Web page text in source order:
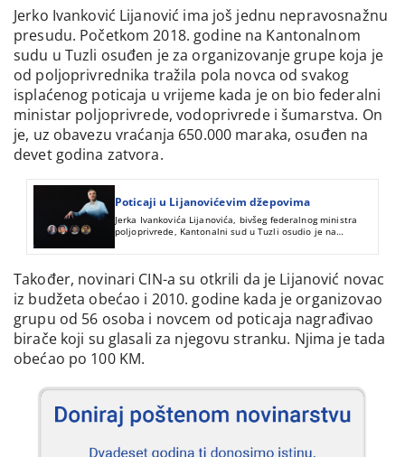
Jerko Ivanković Lijanović ima još jednu nepravosnažnu
presudu. Početkom 2018. godine na Kantonalnom
sudu u Tuzli osuđen je za organizovanje grupe koja je
od poljoprivrednika tražila pola novca od svakog
isplaćenog poticaja u vrijeme kada je on bio federalni
ministar poljoprivrede, vodoprivrede i šumarstva. On
je, uz obavezu vraćanja 650.000 maraka, osuđen na
devet godina zatvora.
Poticaji u Lijanovićevim džepovima
Jerka Ivankovića Lijanovića, bivšeg federalnog ministra
poljoprivrede, Kantonalni sud u Tuzli osudio je na
budžetskim novcem.
Također, novinari CIN-a su otkrili da je Lijanović novac
iz budžeta obećao i 2010. godine kada je organizovao
grupu od 56 osoba i novcem od poticaja nagrađivao
birače koji su glasali za njegovu stranku. Njima je tada
obećao po 100 KM.